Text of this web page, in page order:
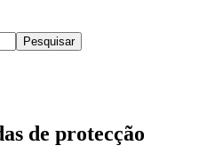
Pesquisar
de protecção